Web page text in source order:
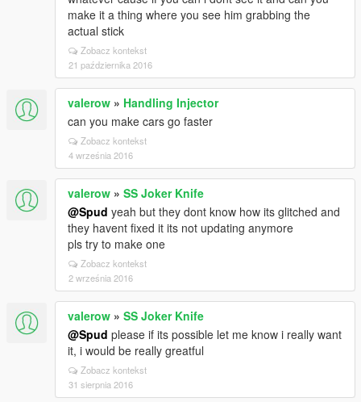
make it a thing where you see him grabbing the
actual stick
Zobacz kontekst
21 października 2016
valerow » Handling Injector
can you make cars go faster
Zobacz kontekst
4 września 2016
valerow » SS Joker Knife
@Spud yeah but they dont know how its glitched and
they havent fixed it its not updating anymore
pls try to make one
Zobacz kontekst
2 września 2016
valerow » SS Joker Knife
@Spud please if its possible let me know i really want
it, i would be really greatful
Zobacz kontekst
31 sierpnia 2016